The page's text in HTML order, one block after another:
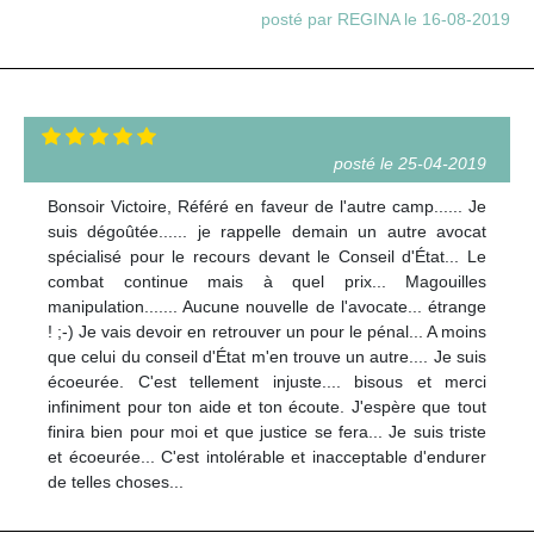
posté par REGINA le 16-08-2019
posté le 25-04-2019
Bonsoir Victoire, Référé en faveur de l'autre camp...... Je
suis dégoûtée...... je rappelle demain un autre avocat
spécialisé pour le recours devant le Conseil d'État... Le
combat continue mais à quel prix... Magouilles
manipulation....... Aucune nouvelle de l'avocate... étrange
! ;-) Je vais devoir en retrouver un pour le pénal... A moins
que celui du conseil d'État m'en trouve un autre.... Je suis
écoeurée. C'est tellement injuste.... bisous et merci
infiniment pour ton aide et ton écoute. J'espère que tout
finira bien pour moi et que justice se fera... Je suis triste
et écoeurée... C'est intolérable et inacceptable d'endurer
de telles choses...